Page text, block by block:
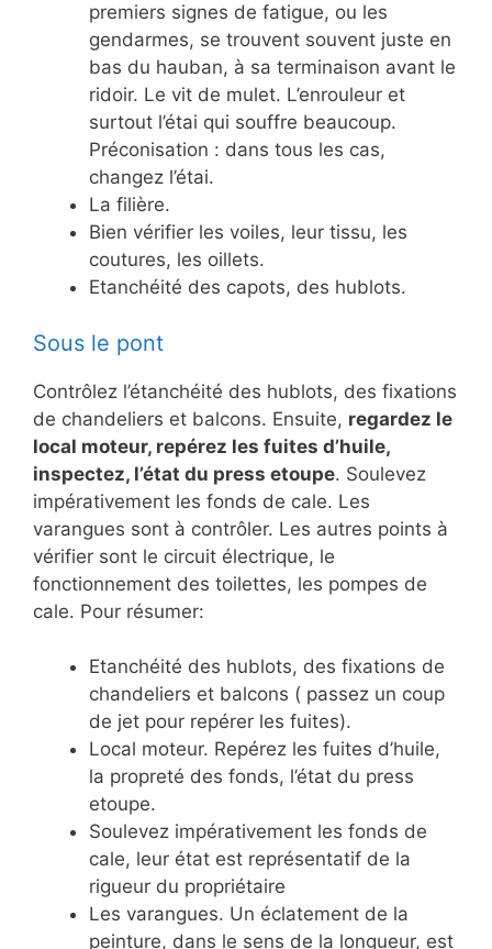
premiers signes de fatigue, ou les
gendarmes, se trouvent souvent juste en
bas du hauban, à sa terminaison avant le
ridoir. Le vit de mulet. L’enrouleur et
surtout l’étai qui souffre beaucoup.
Préconisation : dans tous les cas,
changez l’étai.
La filière.
Bien vérifier les voiles, leur tissu, les
coutures, les oillets.
Etanchéité des capots, des hublots.
Sous le pont
Contrôlez l’étanchéité des hublots, des fixations
de chandeliers et balcons. Ensuite, regardez le
local moteur, repérez les fuites d’huile,
inspectez, l’état du press etoupe. Soulevez
impérativement les fonds de cale. Les
varangues sont à contrôler. Les autres points à
vérifier sont le circuit électrique, le
fonctionnement des toilettes, les pompes de
cale. Pour résumer:
Etanchéité des hublots, des fixations de
chandeliers et balcons ( passez un coup
de jet pour repérer les fuites).
Local moteur. Repérez les fuites d’huile,
la propreté des fonds, l’état du press
etoupe.
Soulevez impérativement les fonds de
cale, leur état est représentatif de la
rigueur du propriétaire
Les varangues. Un éclatement de la
peinture, dans le sens de la longueur, est